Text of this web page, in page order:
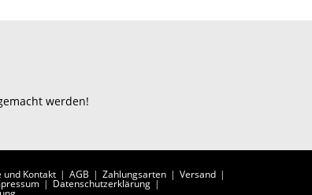
werden!
und Kontakt AGB Zahlungsarten Versand
Datenschutzerklärung